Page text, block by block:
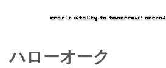
ハローオーク